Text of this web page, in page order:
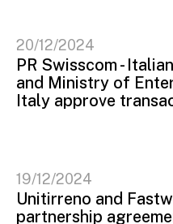
20/12/2024
PR Swisscom -
and Ministry of
Italy approve
19/12/2024
Unitirreno and
partnership